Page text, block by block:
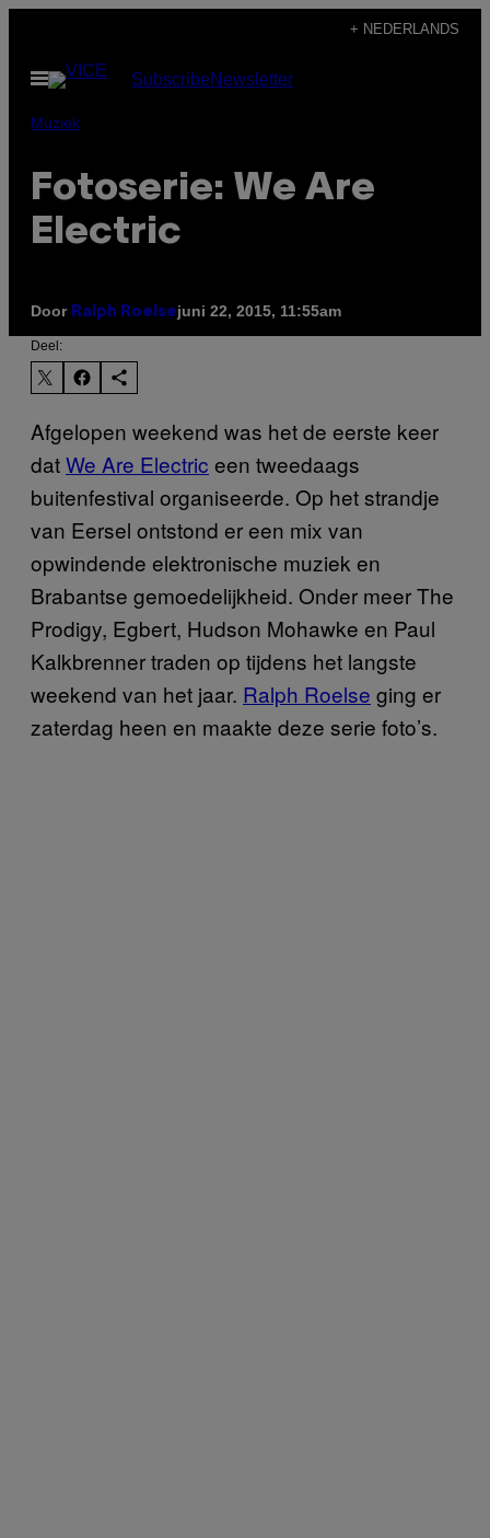
de
inhoud
+ NEDERLANDS
Open
menu
SubscribeNewsletter
Muziek
Fotoserie: We Are
Electric
Door Ralph Roelsejuni 22, 2015, 11:55am
Deel:
Afgelopen weekend was het de eerste keer
datWe Are Electric een tweedaags
buitenfestival organiseerde. Op het strandje
van Eersel ontstond er een mix van
opwindende elektronische muziek en
Brabantse gemoedelijkheid. Onder meer The
Prodigy, Egbert, Hudson Mohawke en Paul
Kalkbrenner traden op tijdens het langste
weekend van het jaar. Ralph Roelse ging er
zaterdag heen en maakte deze serie foto’s.